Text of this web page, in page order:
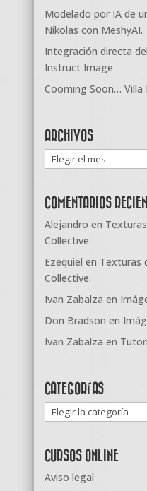
Modelado por IA de
Nikolas con MeshyAI.
Integración directa
Instruct Image
Cooming Soon… Villa
ARCHIVOS
Archivos
COMENTARIOS
Alejandro en
Collective.
Ezequiel en Texturas
Collective.
Ivan Zabalza en
Don Bradson en
Ivan Zabalza en
CATEGORÍAS
Categorías
CURSOS ONLINE
Aviso legal